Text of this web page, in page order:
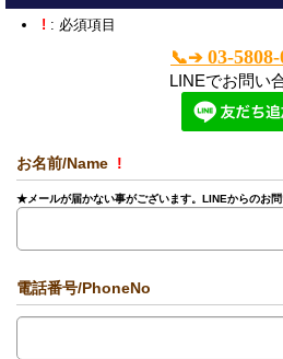
! : 必須項目
📞➔03-5808-
LINEでお問い
お名前/Name !
★メールが届かない事がございます。LINEからのお
電話番号/PhoneNo